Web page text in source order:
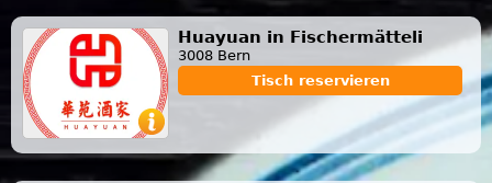
Huayuan in Fischermätteli
3008 Bern
Tisch reservieren